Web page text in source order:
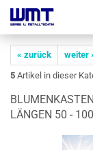
« zurück weiter
5 Artikel in dieser
LÄN­GEN 50 -